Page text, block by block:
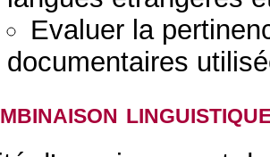
Evaluer la
documentaires